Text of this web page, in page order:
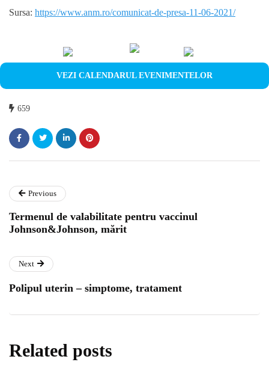
Sursa: https://www.anm.ro/comunicat-de-presa-11-06-2021/
VEZI CALENDARUL EVENIMENTELOR
659
Previous
Termenul de valabilitate pentru vaccinul
Johnson&Johnson, mărit
Next
Polipul uterin – simptome, tratament
Related posts